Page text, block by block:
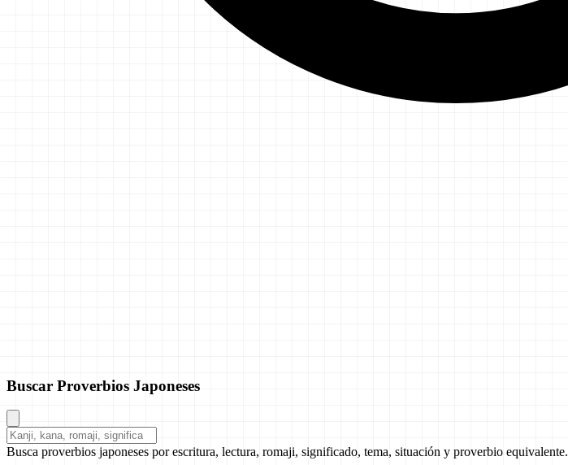
Buscar Proverbios Japoneses
Busca proverbios japoneses por escritura, lectura, romaji, significado, tema, situación y proverbio equivalente.